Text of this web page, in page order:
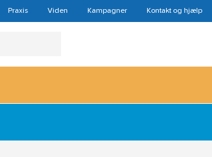
Praxis Viden Kampagner Kontakt og hjælp